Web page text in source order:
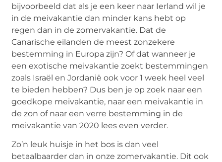
bijvoorbeeld dat als je een keer naar Ierland wil je
in de meivakantie dan minder kans hebt op
regen dan in de zomervakantie. Dat de
Canarische eilanden de meest zonzekere
bestemming in Europa zijn? Of dat wanneer je
een exotische meivakantie zoekt bestemmingen
zoals Israël en Jordanië ook voor 1 week heel veel
te bieden hebben? Dus ben je op zoek naar een
goedkope meivakantie, naar een meivakantie in
de zon of naar een verre bestemming in de
meivakantie van 2020 lees even verder.
Zo’n leuk huisje in het bos is dan veel
betaalbaarder dan in onze zomervakantie. Dit ook